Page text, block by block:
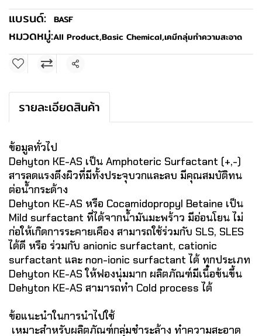
แบรนด์: BASF
หมวดหมู่:All Product,Basic Chemical,เคมีกลุ่มทำความสะอาด
แชร์
รายละเอียดสินค้า
ข้อมูลทั่วไป
Dehyton KE-AS เป็น Amphoteric Surfactant (+,-)
สารลดแรงตึงผิวที่มีทั้งประจุบวกและลบ มีคุณสมบัติทน
ต่อน้ำกระด้าง
Dehyton KE-AS หรือ Cocamidopropyl Betaine เป็น
Mild surfactant ที่ได้จากน้ำมันมะพร้าว มีอ่อนโยน ไม่
ก่อให้เกิดการระคายเคือง สามารถใช้ร่วมกับ SLS, SLES
ได้ดี หรือ ร่วมกับ anionic surfactant, cationic
surfactant และ non-ionic surfactant ได้ ทุกประเภท
Dehyton KE-AS ให้ฟองนุ่มมาก ผลิตภัณฑ์มีเนื้อข้นขึ้น
Dehyton KE-AS สามารถทำ Cold process ได้
ข้อแนะนำในการนำไปใช้
เหมาะสำหรับผลิตภัณฑ์กลุ่มชำระล้าง ทำความสะอาด